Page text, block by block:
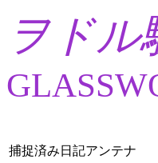
ヲドル
捕捉済み日記アンテナ